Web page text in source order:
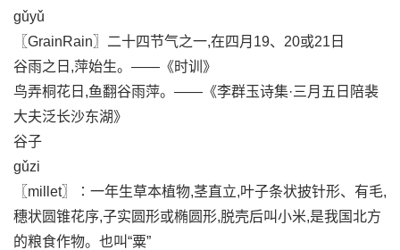
gǔyǔ
〖GrainRain〗二十四节气之一,在四月19、20或21日
谷雨之日,萍始生。——《时训》
鸟弄桐花日,鱼翻谷雨萍。——《李群玉诗集·三月五日陪裴
大夫泛长沙东湖》
谷子
gǔzi
〖millet〗∶一年生草本植物,茎直立,叶子条状披针形、有毛,
穗状圆锥花序,子实圆形或椭圆形,脱壳后叫小米,是我国北方
的粮食作物。也叫“粟”